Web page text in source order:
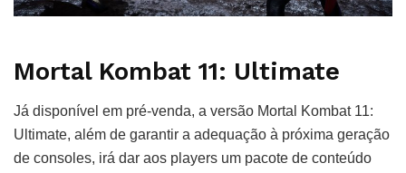
Mortal Kombat 11: Ultimate
Já disponível em pré-venda, a versão Mortal Kombat 11:
Ultimate, além de garantir a adequação à próxima geração
de consoles, irá dar aos players um pacote de conteúdo